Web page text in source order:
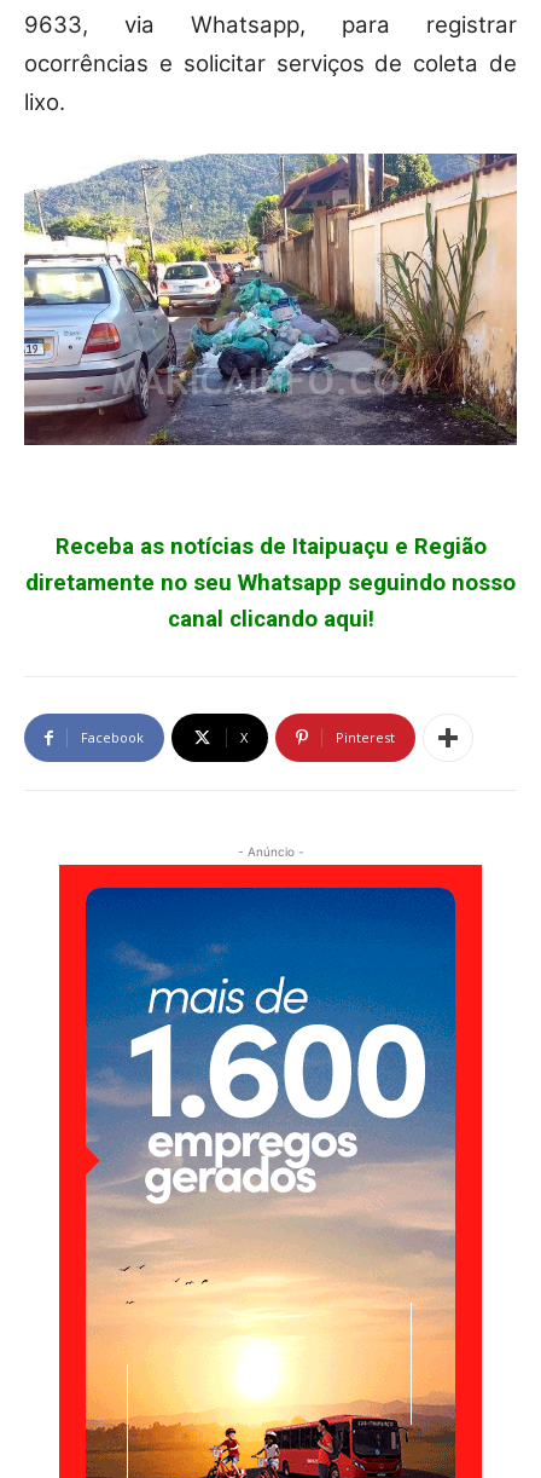
9633, via Whatsapp, para registrar
ocorrências e solicitar serviços de coleta de
lixo.
Receba as notícias de Itaipuaçu e Região
diretamente no seu Whatsapp seguindo nosso
canal clicando aqui!
Facebook X Pinterest
- Anúncio -